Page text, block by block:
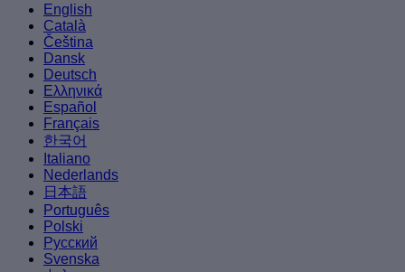
English
Català
Čeština
Dansk
Deutsch
Ελληνικά
Español
Français
한국어
Italiano
Nederlands
日本語
Português
Polski
Русский
Svenska